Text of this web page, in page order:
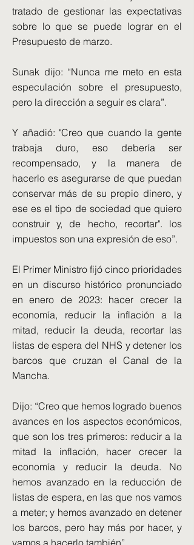
tratado de gestionar las expectativas
sobre lo que se puede lograr en el
Presupuesto de marzo.
Sunak dijo: “Nunca me meto en esta
especulación sobre el presupuesto,
pero la dirección a seguir es clara”.
Y añadió: "Creo que cuando la gente
trabaja duro, eso debería ser
recompensado, y la manera de
hacerlo es asegurarse de que puedan
conservar más de su propio dinero, y
ese es el tipo de sociedad que quiero
construir y, de hecho, recortar". los
impuestos son una expresión de eso”.
El Primer Ministro fijó cinco prioridades
en un discurso histórico pronunciado
en enero de 2023: hacer crecer la
economía, reducir la inflación a la
mitad, reducir la deuda, recortar las
listas de espera del NHS y detener los
barcos que cruzan el Canal de la
Mancha.
Dijo: “Creo que hemos logrado buenos
avances en los aspectos económicos,
que son los tres primeros: reducir a la
mitad la inflación, hacer crecer la
economía y reducir la deuda. No
hemos avanzado en la reducción de
listas de espera, en las que nos vamos
a meter; y hemos avanzado en detener
los barcos, pero hay más por hacer, y
vamos a hacerlo también”.